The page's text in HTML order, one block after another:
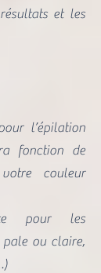
et les
l’épilation
fonction de
couleur
pour les
ou claire,